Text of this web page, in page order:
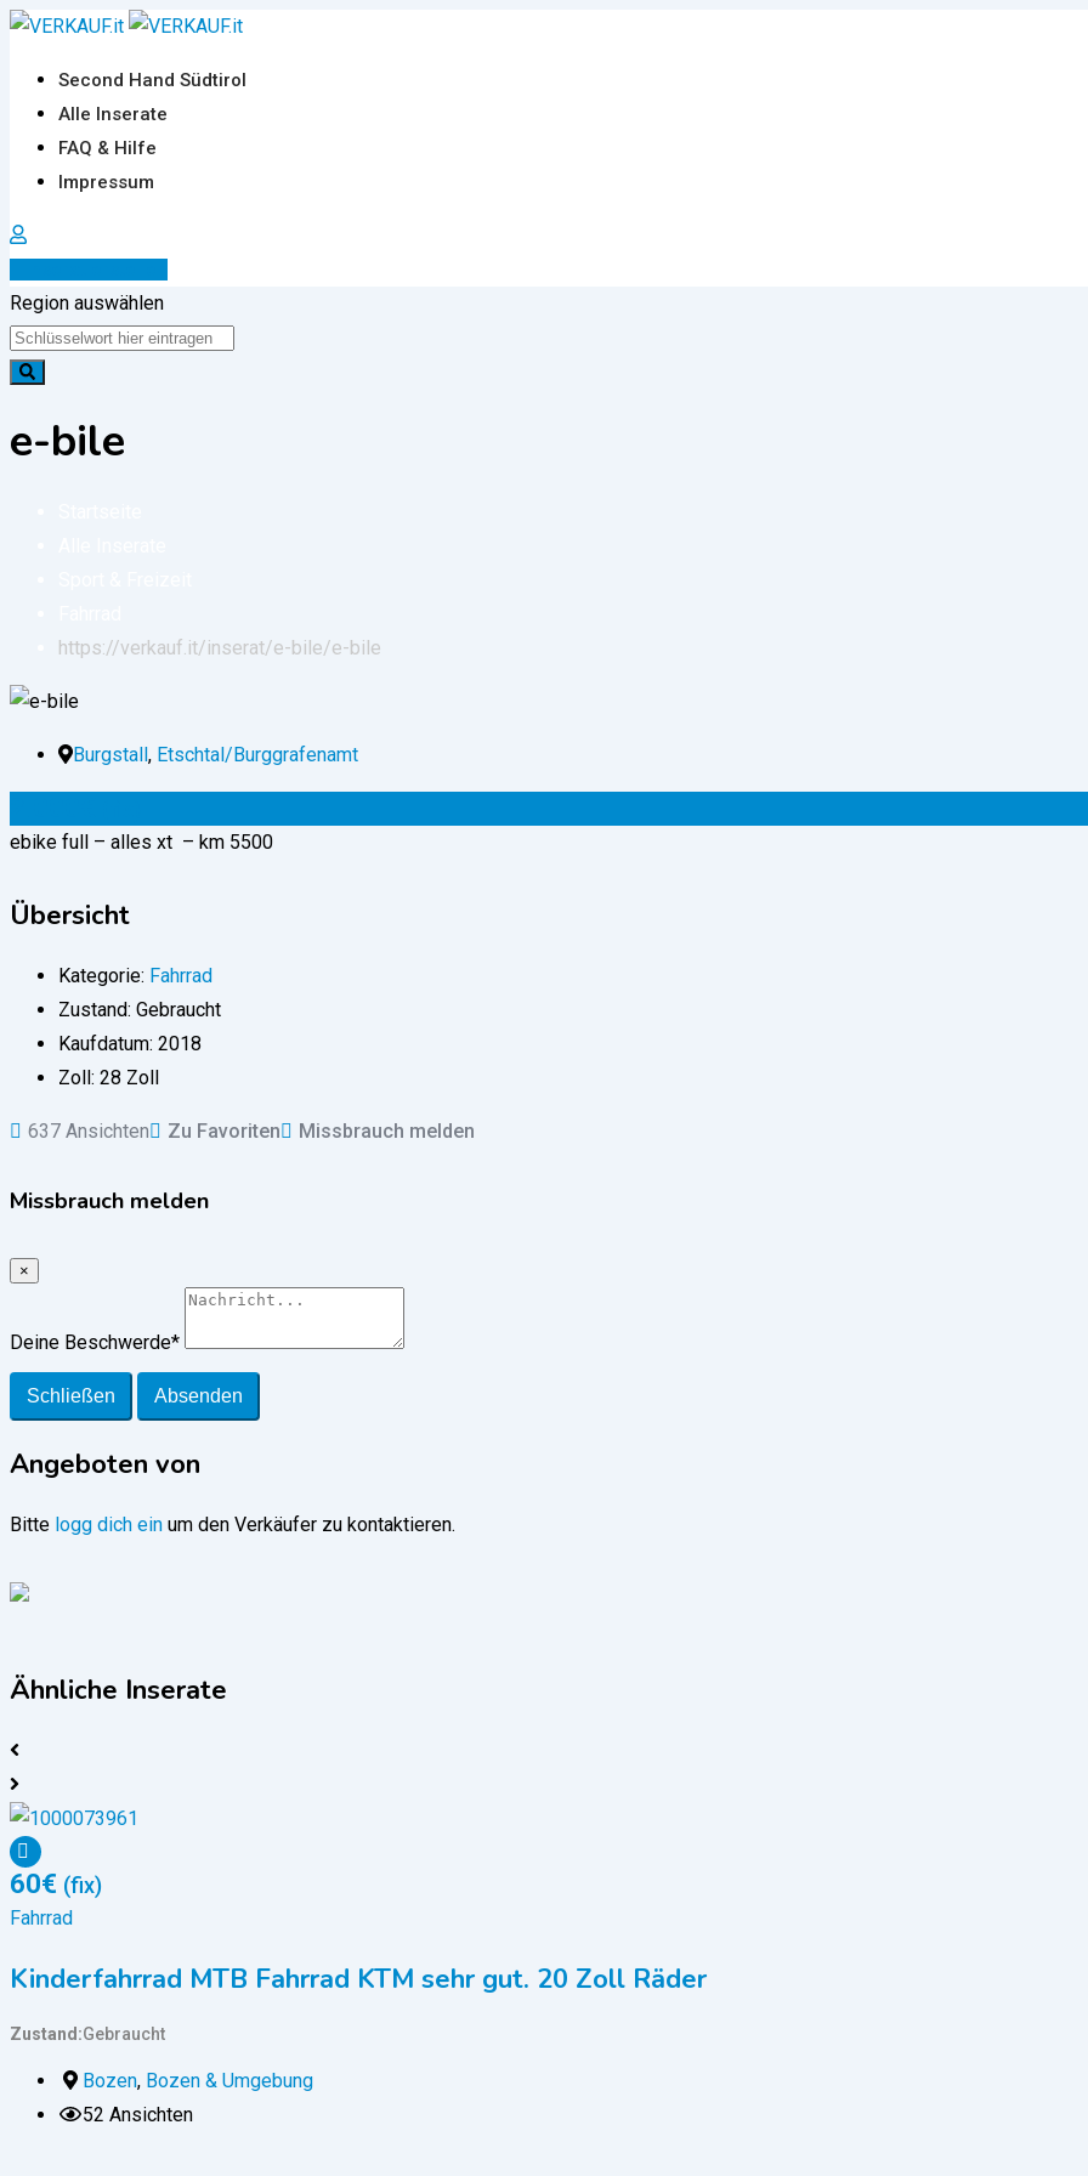
Zum
springen
Second Hand Südtirol
Alle Inserate
FAQ & Hilfe
Impressum
Region auswählen
e-bile
https://verkauf.it/inserat/e-bile/e-bile
Burgstall , Etschtal/Burggrafenamt
ebike full – alles xt – km 5500
Übersicht
Kategorie: Fahrrad
Zustand: Gebraucht
Kaufdatum: 2018
Zoll: 28 Zoll
637 Ansichten Zu Favoriten Missbrauch melden
Missbrauch melden
×
Deine Beschwerde*
Schließen Absenden
Angeboten von
Bitte logg dich ein um den Verkäufer zu kontaktieren.
Ähnliche Inserate
60€ (fix)
Fahrrad
Kinderfahrrad MTB Fahrrad KTM sehr gut. 20 Zoll Räder
Zustand Gebraucht
Bozen, Bozen & Umgebung
52 Ansichten